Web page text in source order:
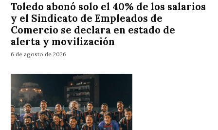
Toledo abonó solo el 40% de los salarios
y el Sindicato de Empleados de
Comercio se declara en estado de
alerta y movilización
6 de agosto de 2026